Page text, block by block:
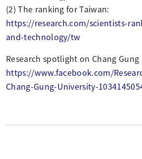
(2) The ranking for Taiwan:
https://research.com/scientists-
and-technology/tw
Research spotlight on Chang
https://www.facebook.com/
Chang-Gung-University-